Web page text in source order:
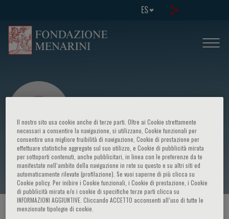
ES
Enrico Boschetti
HOME PAGE / CURSOS Y EVENTOS
Il nostro sito usa cookie anche di terze parti. Oltre ai Cookie strettamente
necessari a consentire la navigazione, si utilizzano, Cookie funzionali per
consentire una migliore fruibilità di navigazione, Cookie di prestazione per
effettuare statistiche aggregate sul suo utilizzo, e Cookie di pubblicità mirata
per sottoporti contenuti, anche pubblicitari, in linea con le preferenze da te
manifestate nell‘ambito della navigazione in rete su questo e su altri siti ed
automaticamente rilevate (profilazione). Se vuoi saperne di più clicca su
Cookie policy. Per inibire i Cookie funzionali, i Cookie di prestazione, i Cookie
di pubblicità mirata e/o i cookie di specifiche terze parti clicca su
INFORMAZIONI AGGIUNTIVE. Cliccando ACCETTO acconsenti all’uso di tutte le
menzionate tipologie di cookie.